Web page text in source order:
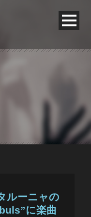
ルーニャの
に楽曲